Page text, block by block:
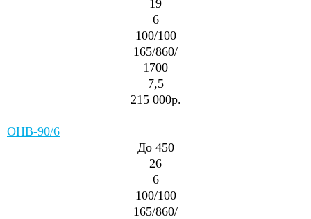
19
6
100/100
165/860/
1700
7,5
215 000р.
ОНВ-90/6
До 450
26
6
100/100
165/860/